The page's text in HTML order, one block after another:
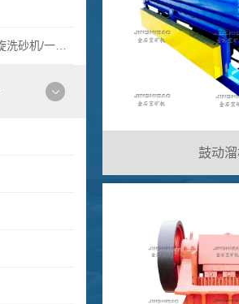
鼓动